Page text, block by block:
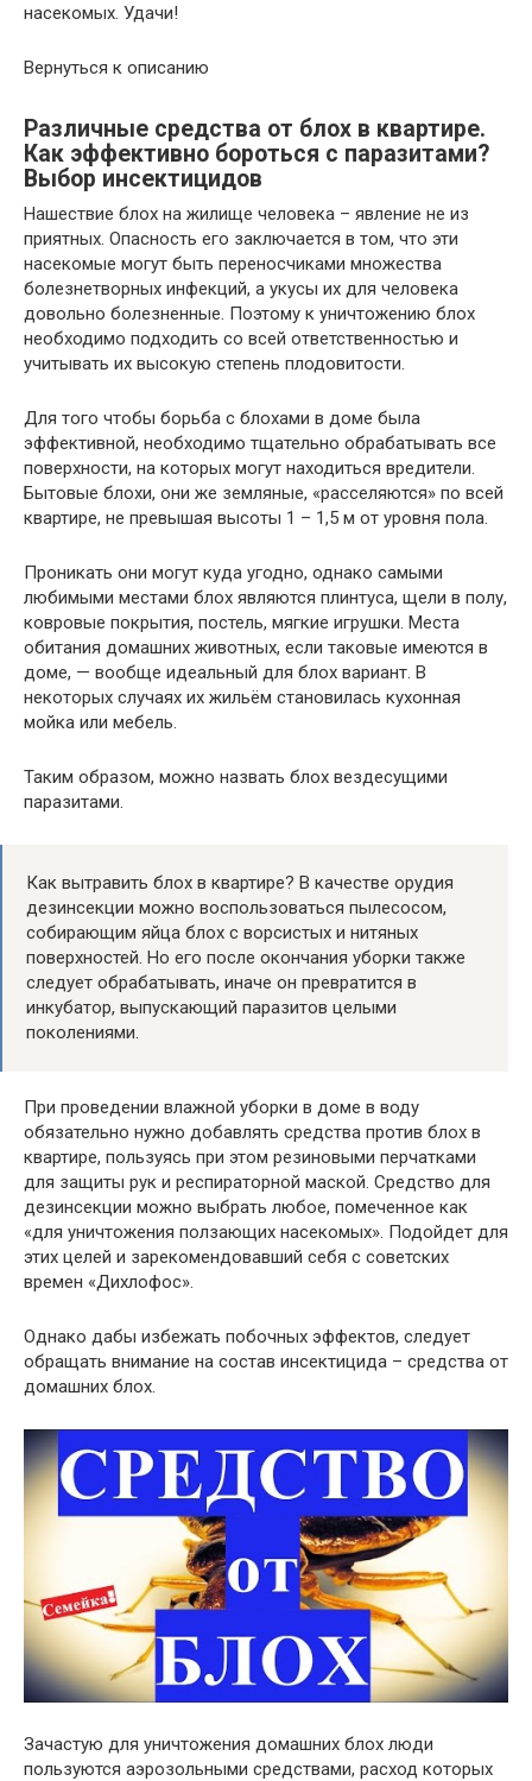
насекомых. Удачи!
Вернуться к описанию
Различные средства от блох в квартире.
Как эффективно бороться с паразитами?
Выбор инсектицидов
Нашествие блох на жилище человека – явление не из
приятных. Опасность его заключается в том, что эти
насекомые могут быть переносчиками множества
болезнетворных инфекций, а укусы их для человека
довольно болезненные. Поэтому к уничтожению блох
необходимо подходить со всей ответственностью и
учитывать их высокую степень плодовитости.
Для того чтобы борьба с блохами в доме была
эффективной, необходимо тщательно обрабатывать все
поверхности, на которых могут находиться вредители.
Бытовые блохи, они же земляные, «расселяются» по всей
квартире, не превышая высоты 1 – 1,5 м от уровня пола.
Проникать они могут куда угодно, однако самыми
любимыми местами блох являются плинтуса, щели в полу,
ковровые покрытия, постель, мягкие игрушки. Места
обитания домашних животных, если таковые имеются в
доме, — вообще идеальный для блох вариант. В
некоторых случаях их жильём становилась кухонная
мойка или мебель.
Таким образом, можно назвать блох вездесущими
паразитами.
Как вытравить блох в квартире? В качестве орудия
дезинсекции можно воспользоваться пылесосом,
собирающим яйца блох с ворсистых и нитяных
поверхностей. Но его после окончания уборки также
следует обрабатывать, иначе он превратится в
инкубатор, выпускающий паразитов целыми
поколениями.
При проведении влажной уборки в доме в воду
обязательно нужно добавлять средства против блох в
квартире, пользуясь при этом резиновыми перчатками
для защиты рук и респираторной маской. Средство для
дезинсекции можно выбрать любое, помеченное как
«для уничтожения ползающих насекомых». Подойдет для
этих целей и зарекомендовавший себя с советских
времен «Дихлофос».
Однако дабы избежать побочных эффектов, следует
обращать внимание на состав инсектицида – средства от
домашних блох.
Зачастую для уничтожения домашних блох люди
пользуются аэрозольными средствами, расход которых